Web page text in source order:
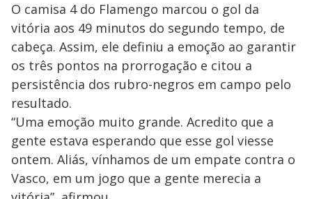
O camisa 4 do Flamengo marcou o gol da
vitória aos 49 minutos do segundo tempo, de
cabeça. Assim, ele definiu a emoção ao garantir
os três pontos na prorrogação e citou a
persistência dos rubro-negros em campo pelo
resultado.
“Uma emoção muito grande. Acredito que a
gente estava esperando que esse gol viesse
ontem. Aliás, vínhamos de um empate contra o
Vasco, em um jogo que a gente merecia a